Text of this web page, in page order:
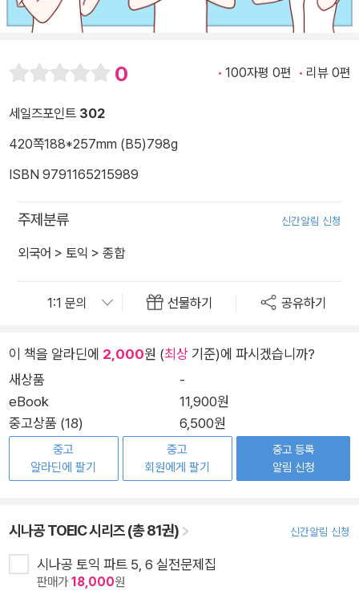
0 100자평 0편 리뷰 0편
세일즈포인트 302
420쪽188*257mm (B5)798g
ISBN 9791165215989
주제분류 신간알림 신청
외국어 > 토익 > 종합
선물하기 공유하기
이 책을 알라딘에 2,000원 (최상 기준)에 파시겠습니까?
새상품
-
eBook
11,900원
중고상품 (18)
6,500원
중고
알라딘에 팔기
중고
회원에게 팔기
중고 등록
알림 신청
시나공 TOEIC 시리즈 (총 81권) 신간알림 신청
시나공 토익 파트 5, 6 실전문제집
판매가18,000원